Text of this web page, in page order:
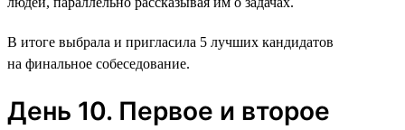
В итоге выбрала и пригласила 5 лучших кандидатов
на финальное собеседование.
День 10. Первое и второе